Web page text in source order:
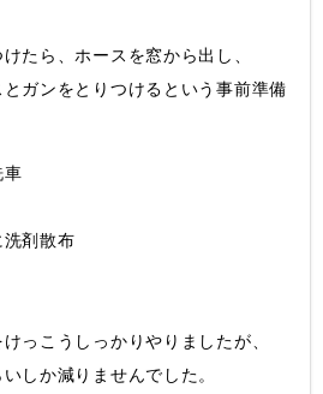
たら、ホースを窓から出し、
ガンをとりつけるという事前準備
車
剤散布
っこうしっかりやりましたが、
しか減りませんでした。